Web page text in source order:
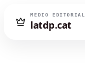
MEDIO EDITORIAL
latdp.cat